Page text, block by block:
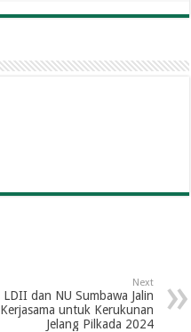
Next
LDII dan NU Sumbawa Jalin
Kerjasama untuk Kerukunan
Jelang Pilkada 2024